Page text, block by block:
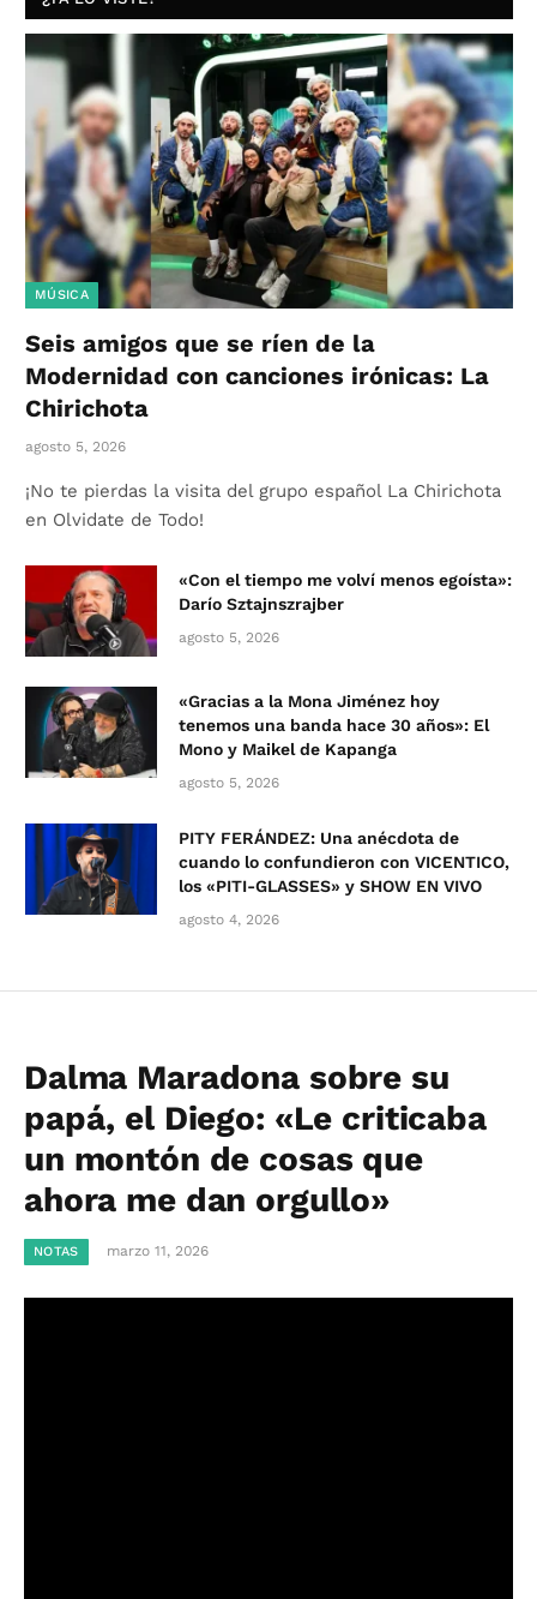
MÚSICA
Seis amigos que se ríen de la
Modernidad con canciones irónicas: La
Chirichota
agosto 5, 2026
¡No te pierdas la visita del grupo español La Chirichota
en Olvidate de Todo!
«Con el tiempo me volví menos egoísta»:
Darío Sztajnszrajber
agosto 5, 2026
«Gracias a la Mona Jiménez hoy
tenemos una banda hace 30 años»: El
Mono y Maikel de Kapanga
agosto 5, 2026
PITY FERÁNDEZ: Una anécdota de
cuando lo confundieron con VICENTICO,
los «PITI-GLASSES» y SHOW EN VIVO
agosto 4, 2026
Dalma Maradona sobre su
papá, el Diego: «Le criticaba
un montón de cosas que
ahora me dan orgullo»
NOTAS marzo 11, 2026